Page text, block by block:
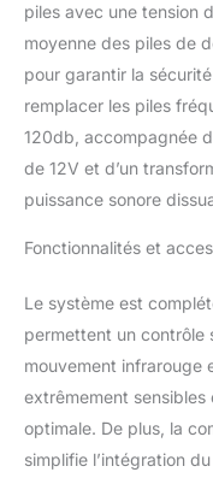
piles avec une tension
moyenne des piles de
pour garantir la
remplacer les piles
120db, accompagnée
de 12V et d’un
puissance sonore
Fonctionnalités et
Le système est
permettent un contrôle
mouvement infrarouge
extrêmement
optimale. De plus, la
simplifie l’intégration